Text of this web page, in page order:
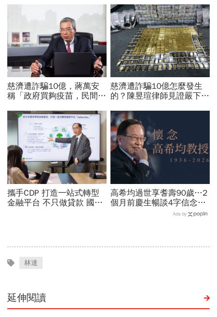
慈濟遭詐騙10億，蔣萬安
稱「政府買夠疫苗，民間就
話說得不夠公道
慈濟遭詐騙10億怎麼發生
的？陳昱瑄律師見證嚴下跪
金，洗錢手法曝光…慈濟回
應了
攜手CDP 打造一站式轉型
金融平台 不只做貸款 國泰
高希均過世享耆壽90歲…2
個月前慶生暢談4字信念，
回憶錄給讀者忠告：自求多
Ads by
林達
延伸閱讀